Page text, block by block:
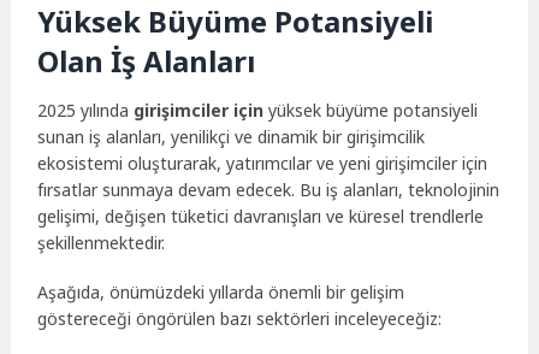
Yüksek Büyüme Potansiyeli
Olan İş Alanları
2025 yılında girişimciler için yüksek büyüme potansiyeli
sunan iş alanları, yenilikçi ve dinamik bir girişimcilik
ekosistemi oluşturarak, yatırımcılar ve yeni girişimciler için
fırsatlar sunmaya devam edecek. Bu iş alanları, teknolojinin
gelişimi, değişen tüketici davranışları ve küresel trendlerle
şekillenmektedir.
Aşağıda, önümüzdeki yıllarda önemli bir gelişim
göstereceği öngörülen bazı sektörleri inceleyeceğiz: